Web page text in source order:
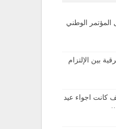
المؤتمر الوطني
بين الإلتزام
كانت اجواء عيد